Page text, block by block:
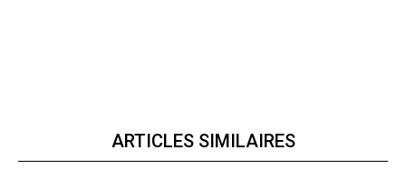
ARTICLES SIMILAIRES